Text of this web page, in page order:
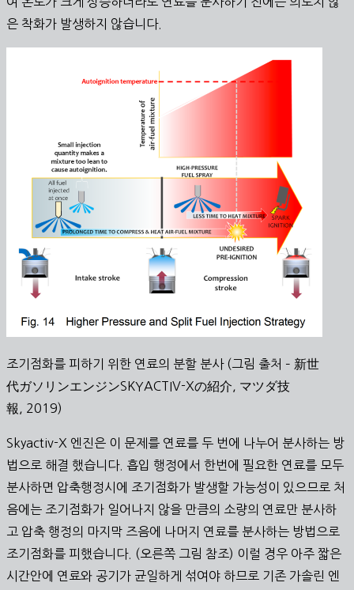
은 착화가 발생하지 않습니다.
조기점화를 피하기 위한 연료의 분할 분사 (그림 출처 – 新世
代ガソリンエンジンSKYACTIV-Xの紹介, マツダ技
報, 2019)
Skyactiv-X 엔진은 이 문제를 연료를 두 번에 나누어 분사하는 방
법으로 해결 했습니다. 흡입 행정에서 한번에 필요한 연료를 모두
분사하면 압축행정시에 조기점화가 발생할 가능성이 있으므로 처
음에는 조기점화가 일어나지 않을 만큼의 소량의 연료만 분사하
고 압축 행정의 마지막 즈음에 나머지 연료를 분사하는 방법으로
조기점화를 피했습니다. (오른쪽 그림 참조) 이럴 경우 아주 짧은
시간안에 연료와 공기가 균일하게 섞여야 하므로 기존 가솔린 엔